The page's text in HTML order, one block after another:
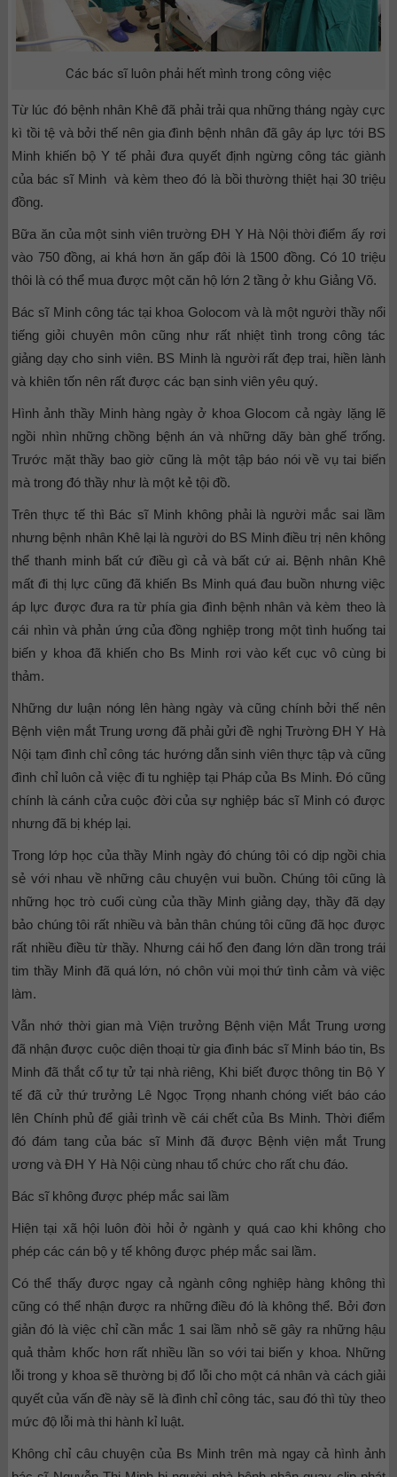
Các bác sĩ luôn phải hết mình trong công việc
Từ lúc đó bệnh nhân Khê đã phải trải qua những tháng ngày cực
kì tồi tệ và bởi thế nên gia đình bệnh nhân đã gây áp lực tới BS
Minh khiến bộ Y tế phải đưa quyết định ngừng công tác giành
của bác sĩ Minh và kèm theo đó là bồi thường thiệt hại 30 triệu
đồng.
Bữa ăn của một sinh viên trường ĐH Y Hà Nội thời điểm ấy rơi
vào 750 đồng, ai khá hơn ăn gấp đôi là 1500 đồng. Có 10 triệu
thôi là có thể mua được một căn hộ lớn 2 tầng ở khu Giảng Võ.
Bác sĩ Minh công tác tại khoa Golocom và là một người thầy nổi
tiếng giỏi chuyên môn cũng như rất nhiệt tình trong công tác
giảng dạy cho sinh viên. BS Minh là người rất đẹp trai, hiền lành
và khiên tốn nên rất được các bạn sinh viên yêu quý.
Hình ảnh thầy Minh hàng ngày ở khoa Glocom cả ngày lặng lẽ
ngồi nhìn những chồng bệnh án và những dãy bàn ghế trống.
Trước mặt thầy bao giờ cũng là một tập báo nói về vụ tai biến
mà trong đó thầy như là một kẻ tội đồ.
Trên thực tế thì Bác sĩ Minh không phải là người mắc sai lầm
nhưng bệnh nhân Khê lại là người do BS Minh điều trị nên không
thể thanh minh bất cứ điều gì cả và bất cứ ai. Bệnh nhân Khê
mất đi thị lực cũng đã khiến Bs Minh quá đau buồn nhưng việc
áp lực được đưa ra từ phía gia đình bệnh nhân và kèm theo là
cái nhìn và phản ứng của đồng nghiệp trong một tình huống tai
biến y khoa đã khiến cho Bs Minh rơi vào kết cục vô cùng bi
thảm.
Những dư luận nóng lên hàng ngày và cũng chính bởi thế nên
Bệnh viện mắt Trung ương đã phải gửi đề nghị Trường ĐH Y Hà
Nội tạm đình chỉ công tác hướng dẫn sinh viên thực tập và cũng
đình chỉ luôn cả việc đi tu nghiệp tại Pháp của Bs Minh. Đó cũng
chính là cánh cửa cuộc đời của sự nghiệp bác sĩ Minh có được
nhưng đã bị khép lại.
Trong lớp học của thầy Minh ngày đó chúng tôi có dịp ngồi chia
sẻ với nhau về những câu chuyện vui buồn. Chúng tôi cũng là
những học trò cuối cùng của thầy Minh giảng dạy, thầy đã dạy
bảo chúng tôi rất nhiều và bản thân chúng tôi cũng đã học được
rất nhiều điều từ thầy. Nhưng cái hố đen đang lớn dần trong trái
tim thầy Minh đã quá lớn, nó chôn vùi mọi thứ tình cảm và việc
làm.
Vẫn nhớ thời gian mà Viện trưởng Bệnh viện Mắt Trung ương
đã nhận được cuộc diện thoại từ gia đình bác sĩ Minh báo tin, Bs
Minh đã thắt cổ tự tử tại nhà riêng, Khi biết được thông tin Bộ Y
tế đã cử thứ trưởng Lê Ngọc Trọng nhanh chóng viết báo cáo
lên Chính phủ để giải trình về cái chết của Bs Minh. Thời điểm
đó đám tang của bác sĩ Minh đã được Bệnh viện mắt Trung
ương và ĐH Y Hà Nội cùng nhau tổ chức cho rất chu đáo.
Bác sĩ không được phép mắc sai lầm
Hiện tại xã hội luôn đòi hỏi ở ngành y quá cao khi không cho
phép các cán bộ y tế không được phép mắc sai lầm.
Có thể thấy được ngay cả ngành công nghiệp hàng không thì
cũng có thể nhận được ra những điều đó là không thể. Bởi đơn
giản đó là việc chỉ cần mắc 1 sai lầm nhỏ sẽ gây ra những hậu
quả thảm khốc hơn rất nhiều lần so với tai biến y khoa. Những
lỗi trong y khoa sẽ thường bị đổ lỗi cho một cá nhân và cách giải
quyết của vấn đề này sẽ là đình chỉ công tác, sau đó thì tùy theo
mức độ lỗi mà thi hành kỉ luật.
Không chỉ câu chuyện của Bs Minh trên mà ngay cả hình ảnh